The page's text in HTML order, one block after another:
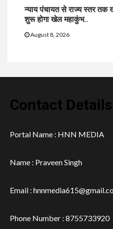
न्याय पंचायत से राज्य स्तर तक
शुरू होगा खेल महाकुंभ..
August 8, 2026
Contact Details
Portal Name : HNN MEDIA
Name : Praveen Singh
Email :
Phone Number : 8755733920